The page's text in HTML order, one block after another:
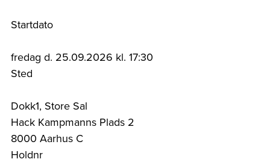
Startdato
fredag d. 25.09.2026 kl. 17:30
Sted
Dokk1, Store Sal
Hack Kampmanns Plads 2
8000 Aarhus C
Holdnr